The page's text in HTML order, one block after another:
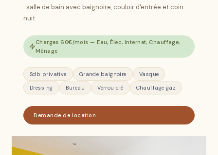
: salle de bain avec baignoire, couloir d'entrée et coin
nuit.
Charges 60€/mois — Eau, Élec, Internet, Chauffage,
Ménage
Sdb privative Grande baignoire
Vasque
Dressing
Bureau Verrou clé Chauffage gaz
Demande de location